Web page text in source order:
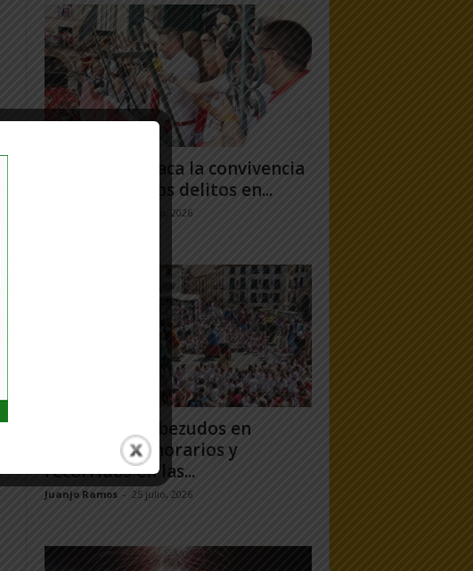
Toquero destaca la convivencia
y la caída de los delitos en...
31 julio, 2026
Gigantes y Cabezudos en
Tudela 2026: horarios y
recorridos en las...
Juanjo Ramos - 25 julio, 2026